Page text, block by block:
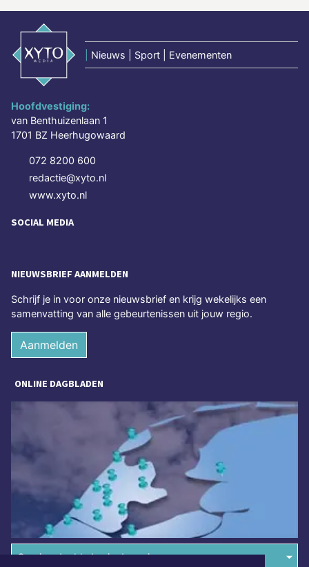
Nieuws | Sport | Evenementen
Hoofdvestiging:
van Benthuizenlaan 1
1701 BZ Heerhugowaard
072 8200 600
redactie@xyto.nl
www.xyto.nl
SOCIAL MEDIA
NIEUWSBRIEF AANMELDEN
Schrijf je in voor onze nieuwsbrief en krijg wekelijks een
samenvatting van alle gebeurtenissen uit jouw regio.
Aanmelden
ONLINE DAGBLADEN
Overige dagbladen in de regio